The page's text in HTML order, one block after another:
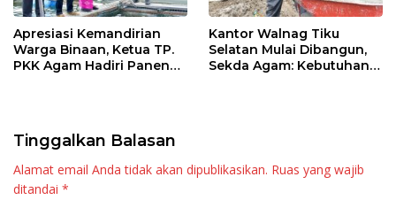
Apresiasi Kemandirian
Warga Binaan, Ketua TP.
PKK Agam Hadiri Panen
Kantor Walnag Tiku
Selatan Mulai Dibangun,
Sekda Agam: Kebutuhan
Tinggalkan Balasan
Alamat email Anda tidak akan dipublikasikan. Ruas yang wajib
ditandai *